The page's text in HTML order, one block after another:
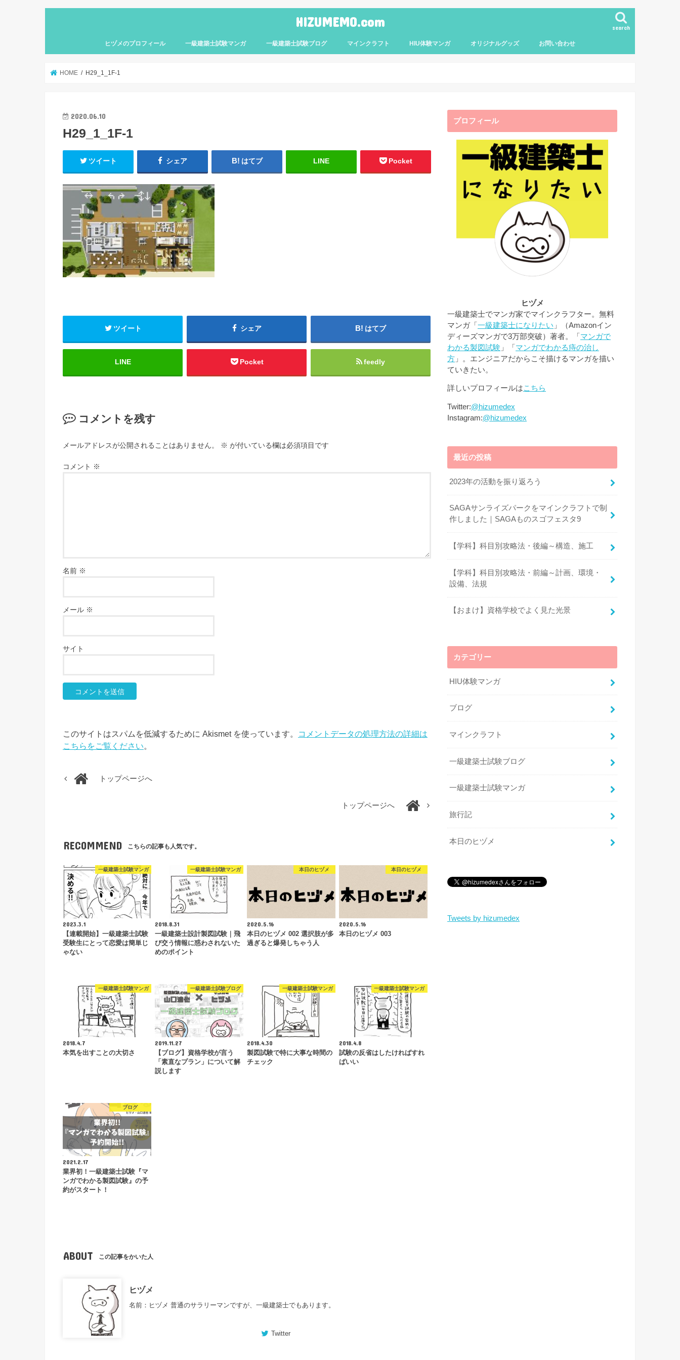
HIZUMEMO.com search
ヒヅメのプロフィール 一級建築士試験マンガ 一級建築士試験ブログ マインクラフト HIU体験マンガ オリジナルグッズ お問い合わせ
HOME H29_1_1F-1
2020.06.10
H29_1_1F-1
ツイート シェア はてブ LINE Pocket
ツイート シェア はてブ
LINE Pocket feedly
コメントを残す
メールアドレスが公開されることはありません。 ※ が付いている欄は必須項目です
コメント ※
名前 ※
メール ※
サイト
このサイトはスパムを低減するために Akismet を使っています。
コメントデータの処理方法の詳細は
こちらをご覧ください。
トップページへ
トップページへ
RECOMMEND こちらの記事も人気です。
一級建築士試験マンガ
2023.3.1
【連載開始】一級建築士試験
受験生にとって恋愛は簡単じ
ゃない
一級建築士試験マンガ
2018.8.31
一級建築士設計製図試験｜飛
び交う情報に惑わされないた
めのポイント
本日のヒヅメ
2020.5.16
本日のヒヅメ 002 選択肢が多
過ぎると爆発しちゃう人
本日のヒヅメ
2020.5.16
本日のヒヅメ 003
一級建築士試験マンガ
2018.4.7
本気を出すことの大切さ
一級建築士試験ブログ
2019.11.27
【ブログ】資格学校が言う
「素直なプラン」について解
説します
一級建築士試験マンガ
2018.4.30
製図試験で特に大事な時間の
チェック
一級建築士試験マンガ
2018.4.8
試験の反省はしたければすれ
ばいい
ブログ
2021.2.17
業界初！一級建築士試験『マ
ンガでわかる製図試験』の予
約がスタート！
ABOUT この記事をかいた人
ヒヅメ
名前：ヒヅメ 普通のサラリーマンですが、一級建築士でもあります。
Twitter
プロフィール
ヒヅメ
一級建築士でマンガ家でマインクラフター。無料
マンガ「一級建築士になりたい 」（Amazonイン
ディーズマンガで3万部突破）著者。「マンガで
わかる製図試験 」「マンガでわかる痔の治し
方 」。エンジニアだからこそ描けるマンガを描い
ていきたい。
詳しいプロフィールはこちら
Twitter:@hizumedex
Instagram:@hizumedex
最近の投稿
2023年の活動を振り返ろう
SAGAサンライズパークをマインクラフトで制
作しました｜SAGAものスゴフェスタ9
【学科】科目別攻略法・後編～構造、施工
【学科】科目別攻略法・前編～計画、環境・
設備、法規
【おまけ】資格学校でよく見た光景
カテゴリー
HIU体験マンガ
ブログ
マインクラフト
一級建築士試験ブログ
一級建築士試験マンガ
旅行記
本日のヒヅメ
Tweets by hizumedex